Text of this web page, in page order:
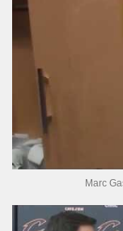
Marc